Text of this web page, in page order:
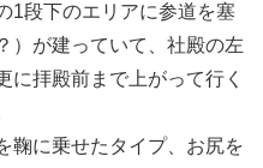
1段下のエリアに参道を塞
）が建っていて、社殿の左
に拝殿前まで上がって行く
に乗せたタイプ、お尻を